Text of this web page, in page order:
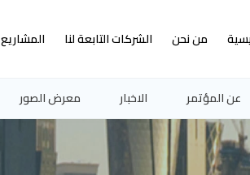
من نحن الشركات التابعة لنا المشاريع
عن المؤتمر الاخبار معرض الصور